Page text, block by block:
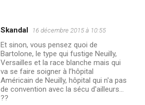
Skandal 16 décembre 2015 à 10:55
Et sinon, vous pensez quoi de
Bartolone, le type qui fustige Neuilly,
Versailles et la race blanche mais qui
va se faire soigner à l’hôpital
Américain de Neuilly, hôpital qui n'a pas
de convention avec la sécu d'ailleurs...
??